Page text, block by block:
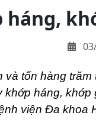
háng,
và tốn hàng
háng,
viện Đa khoa